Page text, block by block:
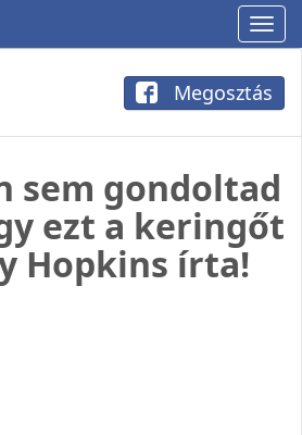
Megosztás
sem gondoltad
ezt a keringőt
Hopkins írta!